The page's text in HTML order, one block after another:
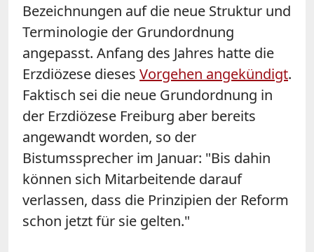
Bezeichnungen auf die neue Struktur und
Terminologie der Grundordnung
angepasst. Anfang des Jahres hatte die
Erzdiözese dieses Vorgehen angekündigt.
Faktisch sei die neue Grundordnung in
der Erzdiözese Freiburg aber bereits
angewandt worden, so der
Bistumssprecher im Januar: "Bis dahin
können sich Mitarbeitende darauf
verlassen, dass die Prinzipien der Reform
schon jetzt für sie gelten."